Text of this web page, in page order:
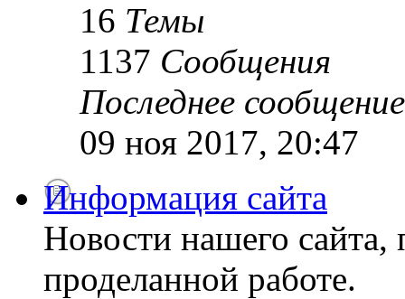
16 Темы
1137 Сообщения
Последнее сообщение
09 ноя 2017, 20:47
Информация сайта
Новости нашего
проделанной работе.